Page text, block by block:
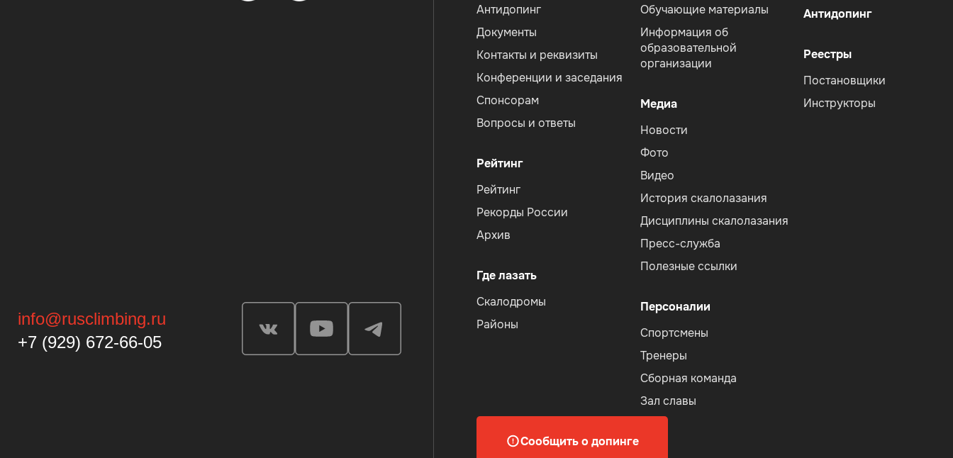
info@rusclimbing.ru
+7 (929) 672-66-05
Антидопинг
Документы
Контакты и реквизиты
Конференции и заседания
Спонсорам
Вопросы и ответы
Рейтинг
Рейтинг
Рекорды России
Архив
Где лазать
Скалодромы
Районы
Обучающие материалы
Информация об
образовательной
организации
Медиа
Новости
Фото
Видео
История скалолазания
Дисциплины скалолазания
Пресс-служба
Полезные ссылки
Персоналии
Спортсмены
Тренеры
Сборная команда
Зал славы
Антидопинг
Реестры
Постановщики
Инструкторы
Сообщить о допинге